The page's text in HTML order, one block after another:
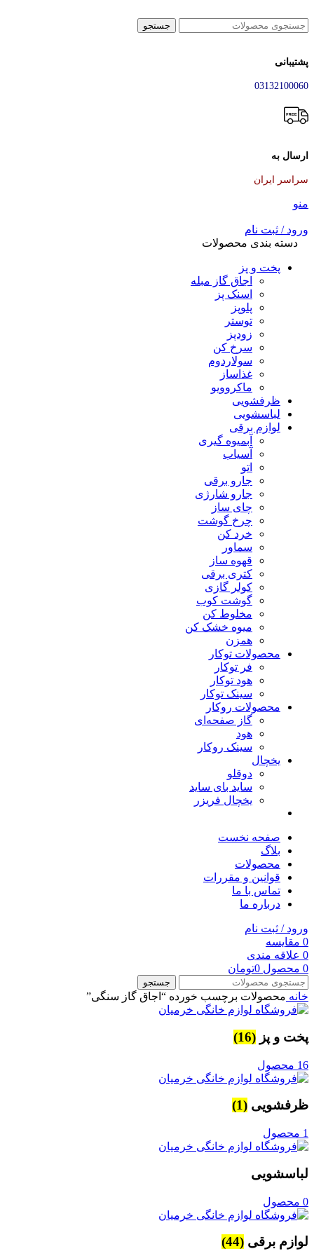
جستجو
پشتیبانی
03132100060
ارسال به
سراسر ایران
منو
ورود / ثبت نام
دسته بندی محصولات
پخت و پز
اجاق گاز مبله
اسنک پز
پلوپز
توستر
زودپز
سرخ کن
سولاردوم
غذاساز
ماکروویو
ظرفشویی
لباسشویی
لوازم برقی
آبمیوه گیری
آسیاب
اتو
جارو برقی
جارو شارژی
چای ساز
چرخ گوشت
خرد کن
سماور
قهوه ساز
کتری برقی
کولر گازی
گوشت کوب
مخلوط کن
میوه خشک کن
همزن
محصولات توکار
فر توکار
هود توکار
سینک توکار
محصولات روکار
گاز صفحه‌ای
هود
سینک روکار
یخچال
دوقلو
ساید بای ساید
یخچال فریزر
صفحه نخست
بلاگ
محصولات
قوانین و مقررات
تماس با ما
درباره ما
ورود / ثبت نام
0 مقایسه
0 علاقه مندی
0 محصول 0تومان
جستجو
خانه محصولات برچسب خورده “اجاق گاز سنگی”
پخت و پز (16)
16 محصول
ظرفشویی (1)
1 محصول
لباسشویی
0 محصول
لوازم برقی (44)